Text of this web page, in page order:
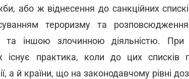
або ж віднесення до санкційних
тероризму та
та іншою злочинною діяльністю. При
існує практика, коли до цих списків
а й країни, що на законодавчому рівні